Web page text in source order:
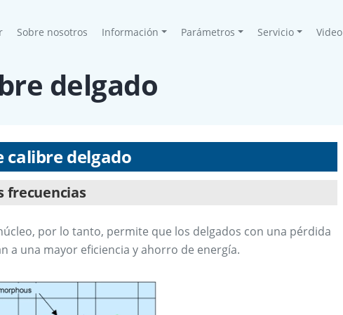
(current)
Sobre nosotros Información Parámetros Servicio Video
delgado
calibre delgado
frecuencias
por lo tanto, permite que los delgados con una pérdida
a una mayor eficiencia y ahorro de energía.